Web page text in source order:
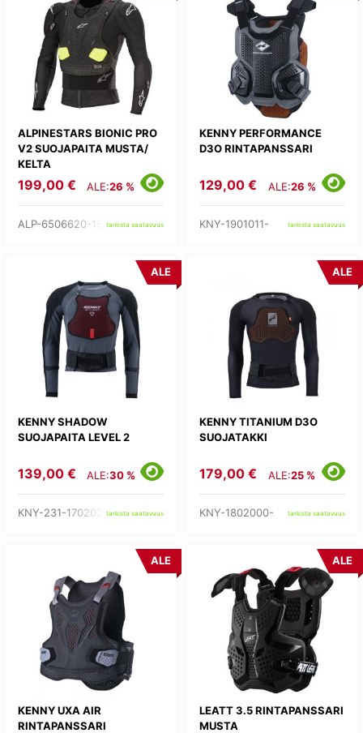
ALPINESTARS BIONIC PRO
V2 SUOJAPAITA MUSTA/
KELTA
199,00 € ALE:26 %
ALP-6506620-155-tarkista saatavuus
KENNY PERFORMANCE
D3O RINTAPANSSARI
129,00 € ALE:26 %
KNY-1901011- tarkista saatavuus
KENNY SHADOW
SUOJAPAITA LEVEL 2
ALE
139,00 € ALE:30 %
KNY-231-1702020-tarkista saatavuus
KENNY TITANIUM D3O
SUOJATAKKI
ALE
179,00 € ALE:25 %
KNY-1802000- tarkista saatavuus
KENNY UXA AIR
RINTAPANSSARI
ALE
LEATT 3.5 RINTAPANSSARI
MUSTA
ALE